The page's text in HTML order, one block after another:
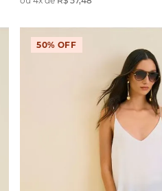
50% OFF